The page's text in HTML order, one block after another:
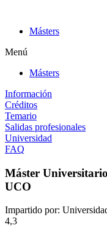
contenidoMásters
Menú
Másters
Información
Créditos
Temario
Salidas profesionales
Universidad
FAQ
Máster
UCO
Impartido por:
4,3